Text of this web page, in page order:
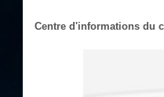
Centre d'informations du